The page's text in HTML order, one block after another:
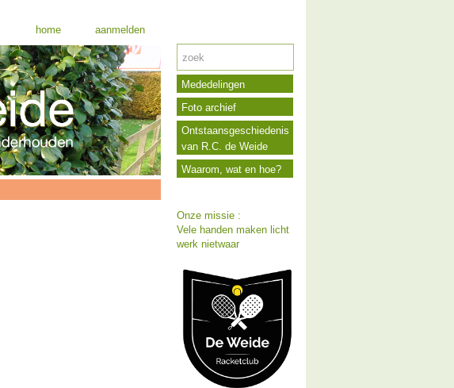
home aanmelden
Mededelingen
Foto archief
Ontstaansgeschiedenis
van R.C. de Weide
Waarom, wat en hoe?
Onze missie :
Vele handen maken licht
werk nietwaar